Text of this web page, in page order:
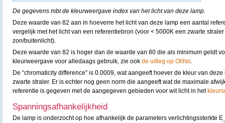
De gegevens mbt de kleurweergave index van het licht van deze lamp.
Deze waarde van 82 aan in hoeverre het licht van deze lamp een aantal
vergelijk met het licht van een referentiebron (voor < 5000K een zwarte
zon/buitenlicht).
Deze waarde van 82 is hoger dan de waarde van 80 die als minimum geldt
kleurweergave voor alledaags gebruik, zie ook de uitleg op OliNo.
De “chromaticity difference” is 0.0009, wat aangeeft hoever de kleur van
zwarte straler. Er is echter nog geen norm die aangeeft wat de maximale
referentie is gegeven met de aangegeven gebieden voor wit licht in het
Spanningsafhankelijkheid
De lamp is onderzocht op hoe afhankelijk de parameters verlichtingssterkte